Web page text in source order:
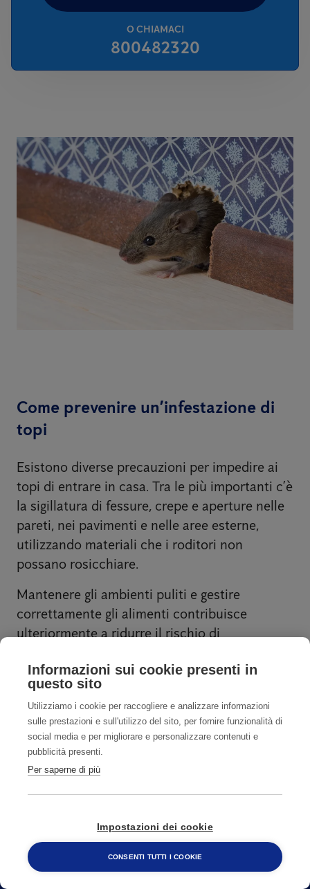
O CHIAMACI
800482320
Come prevenire un’infestazione di
topi
Esistono diverse precauzioni per impedire ai
topi di entrare in casa. Tra le più importanti c’è
la sigillatura di fessure, crepe e aperture nelle
pareti, nei pavimenti e nelle aree esterne,
utilizzando materiali che i roditori non
possano rosicchiare.
Mantenere gli ambienti puliti e gestire
correttamente gli alimenti contribuisce
ulteriormente a ridurre il rischio di
Rimani in regola: monitoraggio dei
roditori attivo 24/7
ANTICIMEX SMART MANTIENE LA TUA
AZIENDA LIBERA DAI TOPI
Anticimex Smart è un sistema digitale e
800 482 320
Informazioni sui cookie presenti in
questo sito
Utilizziamo i cookie per raccogliere e analizzare informazioni
sulle prestazioni e sull'utilizzo del sito, per fornire funzionalità di
social media e per migliorare e personalizzare contenuti e
pubblicità presenti.
Per saperne di più
Impostazioni dei cookie
CONSENTI TUTTI I COOKIE